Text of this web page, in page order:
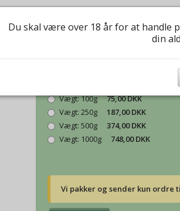
Mere information
Vægt:100g
75,00 DKK
Vægt: 250g
187,00 DKK
Vægt: 500g
374,00 DKK
Vægt: 1000g 748,00 DKK
Vi pakker og sender kun ordre
Du skal være over 18 år for at handle
din